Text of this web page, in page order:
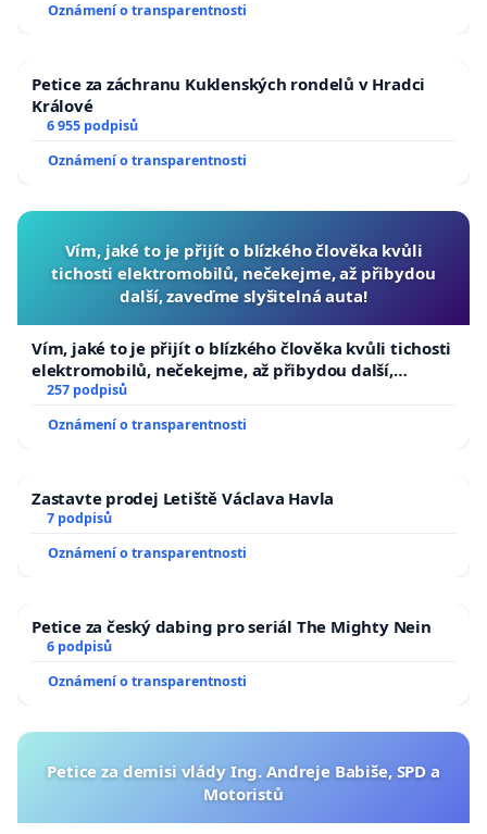
Oznámení o transparentnosti
Petice za záchranu Kuklenských rondelů v Hradci
Králové
6 955 podpisů
Oznámení o transparentnosti
Vím, jaké to je přijít o blízkého člověka kvůli
tichosti elektromobilů, nečekejme, až přibydou
další, zaveďme slyšitelná auta!
Vím, jaké to je přijít o blízkého člověka kvůli tichosti
elektromobilů, nečekejme, až přibydou další,
zaveďme slyšitelná auta!
257 podpisů
Oznámení o transparentnosti
Zastavte prodej Letiště Václava Havla
7 podpisů
Oznámení o transparentnosti
Petice za český dabing pro seriál The Mighty Nein
6 podpisů
Oznámení o transparentnosti
Petice za demisi vlády Ing. Andreje Babiše, SPD a
Motoristů